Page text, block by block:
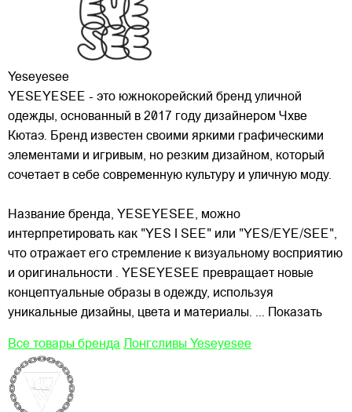
Yeseyesee
YESEYESEE - это южнокорейский бренд уличной
одежды, основанный в 2017 году дизайнером Чхве
Кютаэ. Бренд известен своими яркими графическими
элементами и игривым, но резким дизайном, который
сочетает в себе современную культуру и уличную моду.
Название бренда, YESEYESEE, можно
интерпретировать как "YES I SEE" или "YES/EYE/SEE",
что отражает его стремление к визуальному восприятию
и оригинальности . YESEYESEE превращает новые
концептуальные образы в одежду, используя
уникальные дизайны, цвета и материалы. ... Показать
Все товары бренда Лонгсливы Yeseyesee